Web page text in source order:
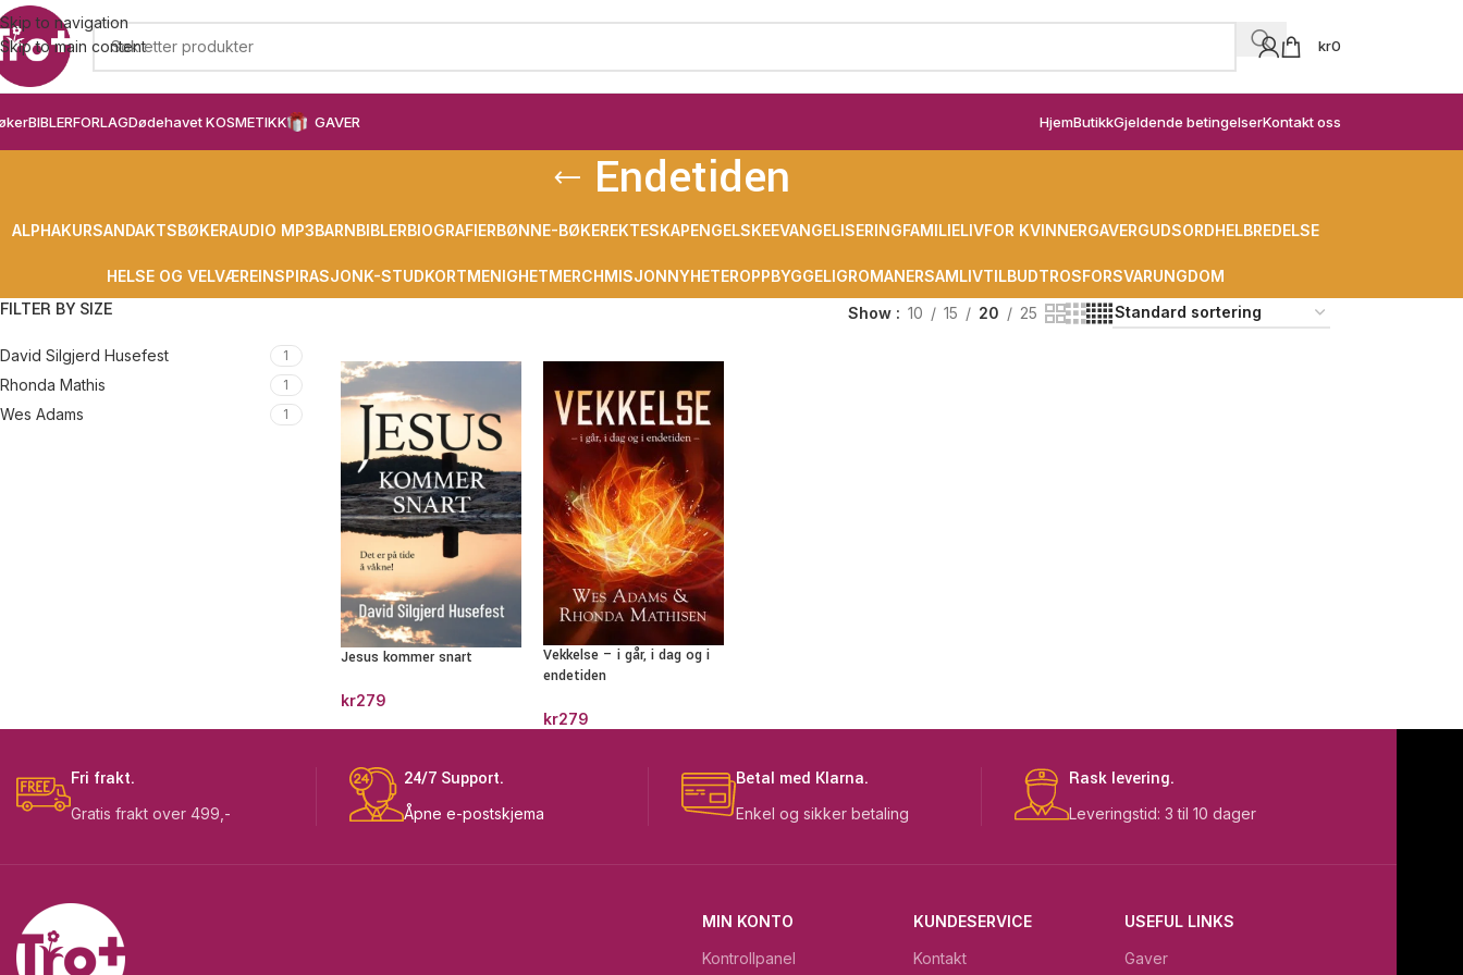
Skip to navigation
Skip to main content
kr0
BIBLERFORLAGDødehavet KOSMETIKK GAVER HjemButikkGjeldende betingelserKontakt oss
Endetiden
ALPHAKURSANDAKTSBØKERAUDIO MP3BARNBIBLERBIOGRAFIERBØNNE-BØKEREKTESKAPENGELSKEEVANGELISERINGFAMILIELIVFOR KVINNERGAVERGUDSORDHELBREDELSE
HELSE OG VELVÆREINSPIRASJONK-STUDKORTMENIGHETMERCHMISJONNYHETEROPPBYGGELIGROMANERSAMLIVTILBUDTROSFORSVARUNGDOM
FILTER BY SIZE
David Silgjerd Husefest 1
Rhonda Mathis 1
Wes Adams 1
Show 10 15 20 25
Jesus kommer snart
kr279
Vekkelse – i går, i dag og i
endetiden
kr279
Fri frakt.
Gratis frakt over 499,-
24/7 Support.
Åpne e-postskjema
Betal med Klarna.
Enkel og sikker betaling
Rask levering.
Leveringstid: 3 til 10 dager
MIN KONTO
Kontrollpanel
KUNDESERVICE
Kontakt
USEFUL LINKS
Gaver